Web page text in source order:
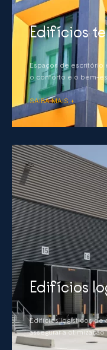
Edifícios
Espaços de escritório
o conforto e o bem-
SAIBA MAIS +
Edifícios
Edifícios logísticos de
assegurar a